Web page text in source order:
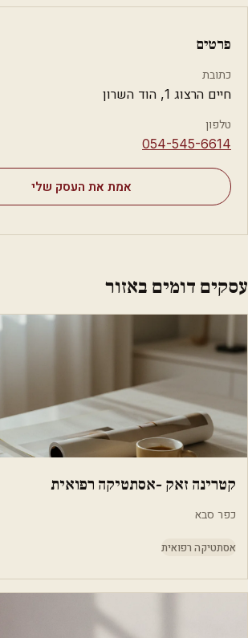
פרטים
כתובת
חיים הרצוג 1, הוד השרון
טלפון
⁦054-545-6614⁩
אמת את העסק שלי
עסקים דומים באזור
קטרינה זאק -אסתטיקה רפואית
כפר סבא
אסתטיקה רפואית